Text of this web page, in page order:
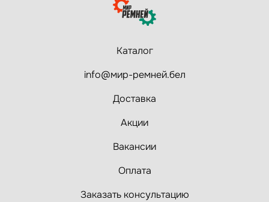
Каталог
info@мир-ремней.бел
Доставка
Акции
Вакансии
Оплата
Заказать консультацию